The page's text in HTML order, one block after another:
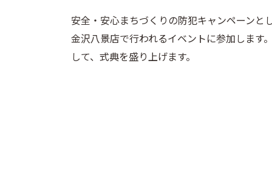
安全・安心まちづくりの防犯キャンペーンと
金沢八景店で行われるイベントに参加します
して、式典を盛り上げます。